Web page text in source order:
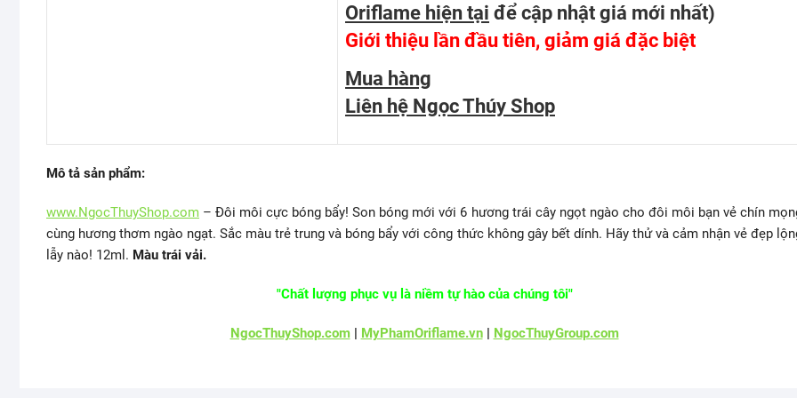
Oriflame hiện tại để cập nhật giá mới nhất)
Giới thiệu lần đầu tiên, giảm giá đặc biệt
Mua hàng
Liên hệ Ngọc Thúy Shop
Mô tả sản phẩm:
www.NgocThuyShop.com – Đôi môi cực bóng bẩy! Son bóng mới với 6 hương trái cây ngọt ngào cho đôi môi bạn vẻ chín
cùng hương thơm ngào ngạt. Sắc màu trẻ trung và bóng bẩy với công thức không gây bết dính. Hãy thử và cảm nhận vẻ đẹp
lẫy nào! 12ml. Màu trái vải.
"Chất lượng phục vụ là niềm tự hào của chúng tôi"
NgocThuyShop.com| MyPhamOriflame.vn| NgocThuyGroup.com